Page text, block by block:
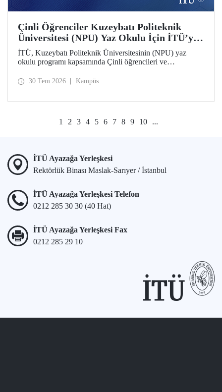
Çinli Öğrenciler Kuzeybatı Politeknik
Üniversitesi (NPU) Yaz Okulu İçin İTÜ’ye
Geldi
İTÜ, Kuzeybatı Politeknik Üniversitesinin (NPU) yaz
okulu programı kapsamında Çinli öğrencileri ve
30 Tem 2026 Kampüs
1 2 3 4 5 6 7 8 9 10 ...
İTÜ Ayazağa Yerleşkesi
Rektörlük Binası Maslak-Sarıyer / İstanbul
İTÜ Ayazağa Yerleşkesi Telefon
0212 285 30 30 (40 Hat)
İTÜ Ayazağa Yerleşkesi Fax
0212 285 29 10